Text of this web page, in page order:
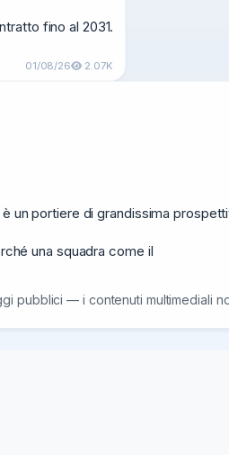
fino al 2031.
01/08/26 2.07K
un portiere di grandissima
una squadra come il
pubblici — i contenuti multimediali